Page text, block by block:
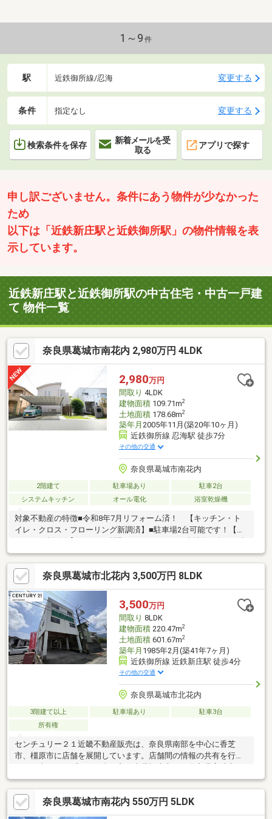
1～9 件
駅 近鉄御所線/忍海 変更する
条件 指定なし 変更する
検索条件を保存
新着メールを受
取る
アプリで探す
申し訳ございません。条件にあう物件が少なかった
ため
以下は「近鉄新庄駅と近鉄御所駅」の物件情報を表
示しています。
近鉄新庄駅と近鉄御所駅の中古住宅・中古一戸建
て 物件一覧
奈良県葛城市南花内 2,980万円 4LDK
2,980万円
間取り 4LDK
建物面積109.71m2
土地面積178.68m2
築年月 2005年11月(築20年10ヶ月)
近鉄御所線 忍海駅 徒歩7分
その他の交通
奈良県葛城市南花内
2階建て 駐車場あり
駐車2台
システムキッチン
オール電化 浴室乾燥機
対象不動産の特徴■令和8年7月リフォーム済！ 【キッチン・ト
イレ・クロス・フローリング新調済】■駐車場2台可能です！【車
物延床面積：109.71㎡■前面道路6ｍ！■西向き道路■オール電化住
宅！■ファッションセンターしまむら新庄店まで徒歩約5分！■
ラ・ムー葛城忍海店まで徒歩約6分！■セブンイレブン葛城南花内
まで徒歩約6分！■ドラックストアコスモス南花内店まで徒歩約7
分！■オークワ葛城忍海店まで徒歩約8分！■ファミリーマート葛
城忍海店まで徒歩約8分！■近鉄御所線「御所」駅まで徒歩約7
分！
奈良県葛城市北花内 3,500万円 8LDK
3,500万円
間取り 8LDK
建物面積220.47m2
土地面積601.67m2
築年月 1985年2月(築41年7ヶ月)
近鉄御所線 近鉄新庄駅 徒歩4分
その他の交通
奈良県葛城市北花内
3階建て以上 駐車場あり
駐車3台
所有権
センチュリー２１近畿不動産販売は、奈良県南部を中心に香芝
市、橿原市に店舗を展開しています。店舗間の情報の共有を行っ
ている当グループでは、南は和歌山県橋本市から奈良県宇陀市・
吉野郡・天理市・北葛城郡他、幅広いエリアをカバーして、お客
様に最新の物件情報を発信しております。仲介をメインに営業し
ておりますので、売却希望のお客様には、スピーディーに取引が
出来るよう心がけております。安心してお任せ下さいませ。まず
奈良県葛城市南花内 550万円 5LDK